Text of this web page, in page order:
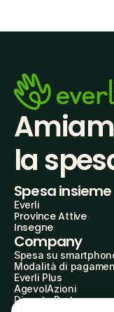
la
Spesa insieme
Everli
Province Attive
Insegne
Company
Spesa su
Modalità di
Everli Plus
AgevolAzioni
Diventa Partner